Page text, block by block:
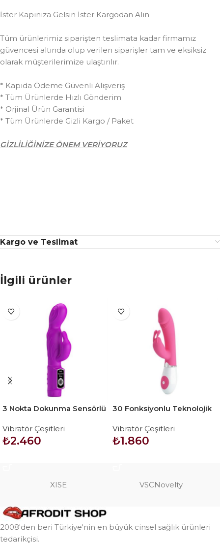
İster Kapınıza Gelsin İster Kargodan Alın
Tüm ürünlerimiz siparişten teslimata kadar firmamız
güvencesi altında olup verilen siparişler tam ve eksiksiz
olarak müşterilerimize ulaştırılır.
* Kapıda Ödeme Güvenli Alışveriş
* Tüm Ürünlerde Hızlı Gönderim
* Orjinal Ürün Garantisi
* Tüm Ürünlerde Gizli Kargo / Paket
GİZLİLİĞİNİZE ÖNEM VERİYORUZ
Kargo ve Teslimat
İlgili ürünler
3 Nokta Dokunma Sensörlü
Vibratör Çeşitleri
₺2.460
30 Fonksiyonlu Teknolojik
Vibratör Penis – Gene
Vibratör Çeşitleri
₺1.860
XISE VSCNovelty
2008'den beri Türkiye'nin en büyük cinsel sağlık ürünleri
tedarikçisi.